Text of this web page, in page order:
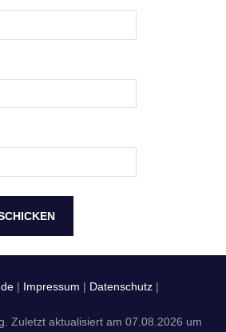
| Impressum | Datenschutz |
Zuletzt aktualisiert am 07.08.2026 um